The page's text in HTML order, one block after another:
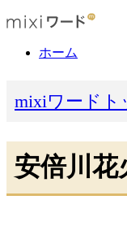
ホーム
mixiワードト
安倍川花